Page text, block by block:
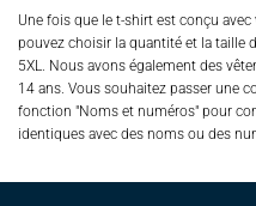
Une fois que le t-shirt est conçu
pouvez choisir la quantité et la taille
5XL. Nous avons également des
14 ans. Vous souhaitez passer une
fonction "Noms et numéros" pour
identiques avec des noms ou des